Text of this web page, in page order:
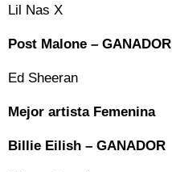
Lil Nas X
Post Malone – GANADOR
Ed Sheeran
Mejor artista Femenina
Billie Eilish – GANADOR